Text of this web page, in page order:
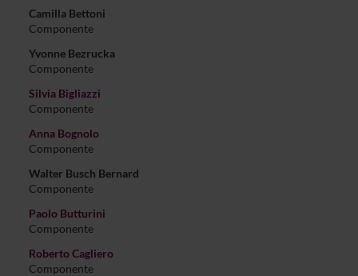
Camilla Bettoni
Componente
Yvonne Bezrucka
Componente
Silvia Bigliazzi
Componente
Anna Bognolo
Componente
Walter Busch Bernard
Componente
Paolo Butturini
Componente
Roberto Cagliero
Componente